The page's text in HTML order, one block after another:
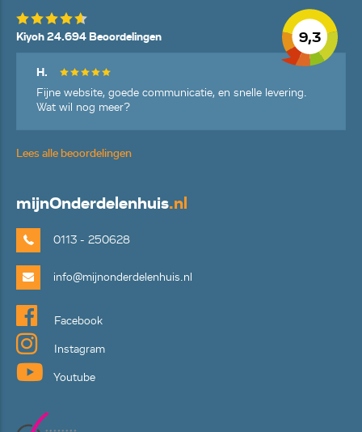
9,3
Kiyoh 24.694 Beoordelingen
H.
Fijne website, goede communicatie, en snelle levering.
Wat wil nog meer?
Lees alle beoordelingen
mijnOnderdelenhuis.nl
0113 - 250628
info@mijnonderdelenhuis.nl
Facebook
Instagram
Youtube